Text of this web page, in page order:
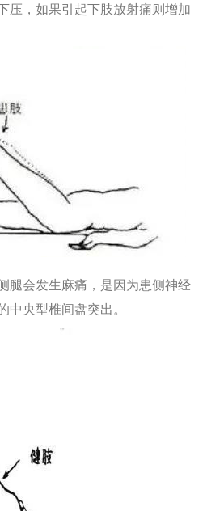
压，如果引起下肢放射痛则增加
会发生麻痛，是因为患侧神经
中央型椎间盘突出。